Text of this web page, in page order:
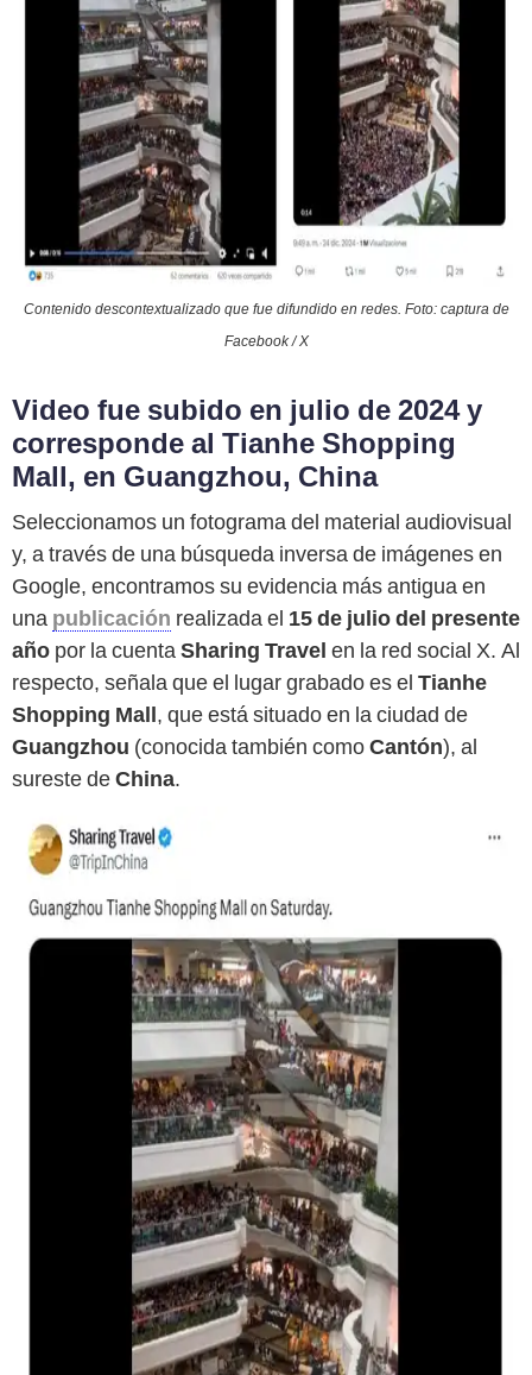
Contenido descontextualizado que fue difundido en redes. Foto: captura de
Facebook / X
Video fue subido en julio de 2024 y
corresponde al Tianhe Shopping
Mall, en Guangzhou, China
Seleccionamos un fotograma del material audiovisual
y, a través de una búsqueda inversa de imágenes en
Google, encontramos su evidencia más antigua en
una publicación realizada el 15 de julio del presente
año por la cuentaSharing Travel en la red social X. Al
respecto, señala que el lugar grabado es el Tianhe
Shopping Mall, que está situado en la ciudad de
Guangzhou (conocida también comoCantón), al
sureste deChina.